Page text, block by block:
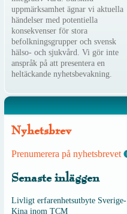
uppmärksamhet ägnar vi aktuella
händelser med potentiella
konsekvenser för stora
befolkningsgrupper och svensk
hälso- och sjukvård. Vi gör inte
anspråk på att presentera en
heltäckande nyhetsbevakning.
Nyhetsbrev
Prenumerera på nyhetsbrevet
Senaste inläggen
Livligt erfarenhetsutbyte Sverige-
Kina inom TCM